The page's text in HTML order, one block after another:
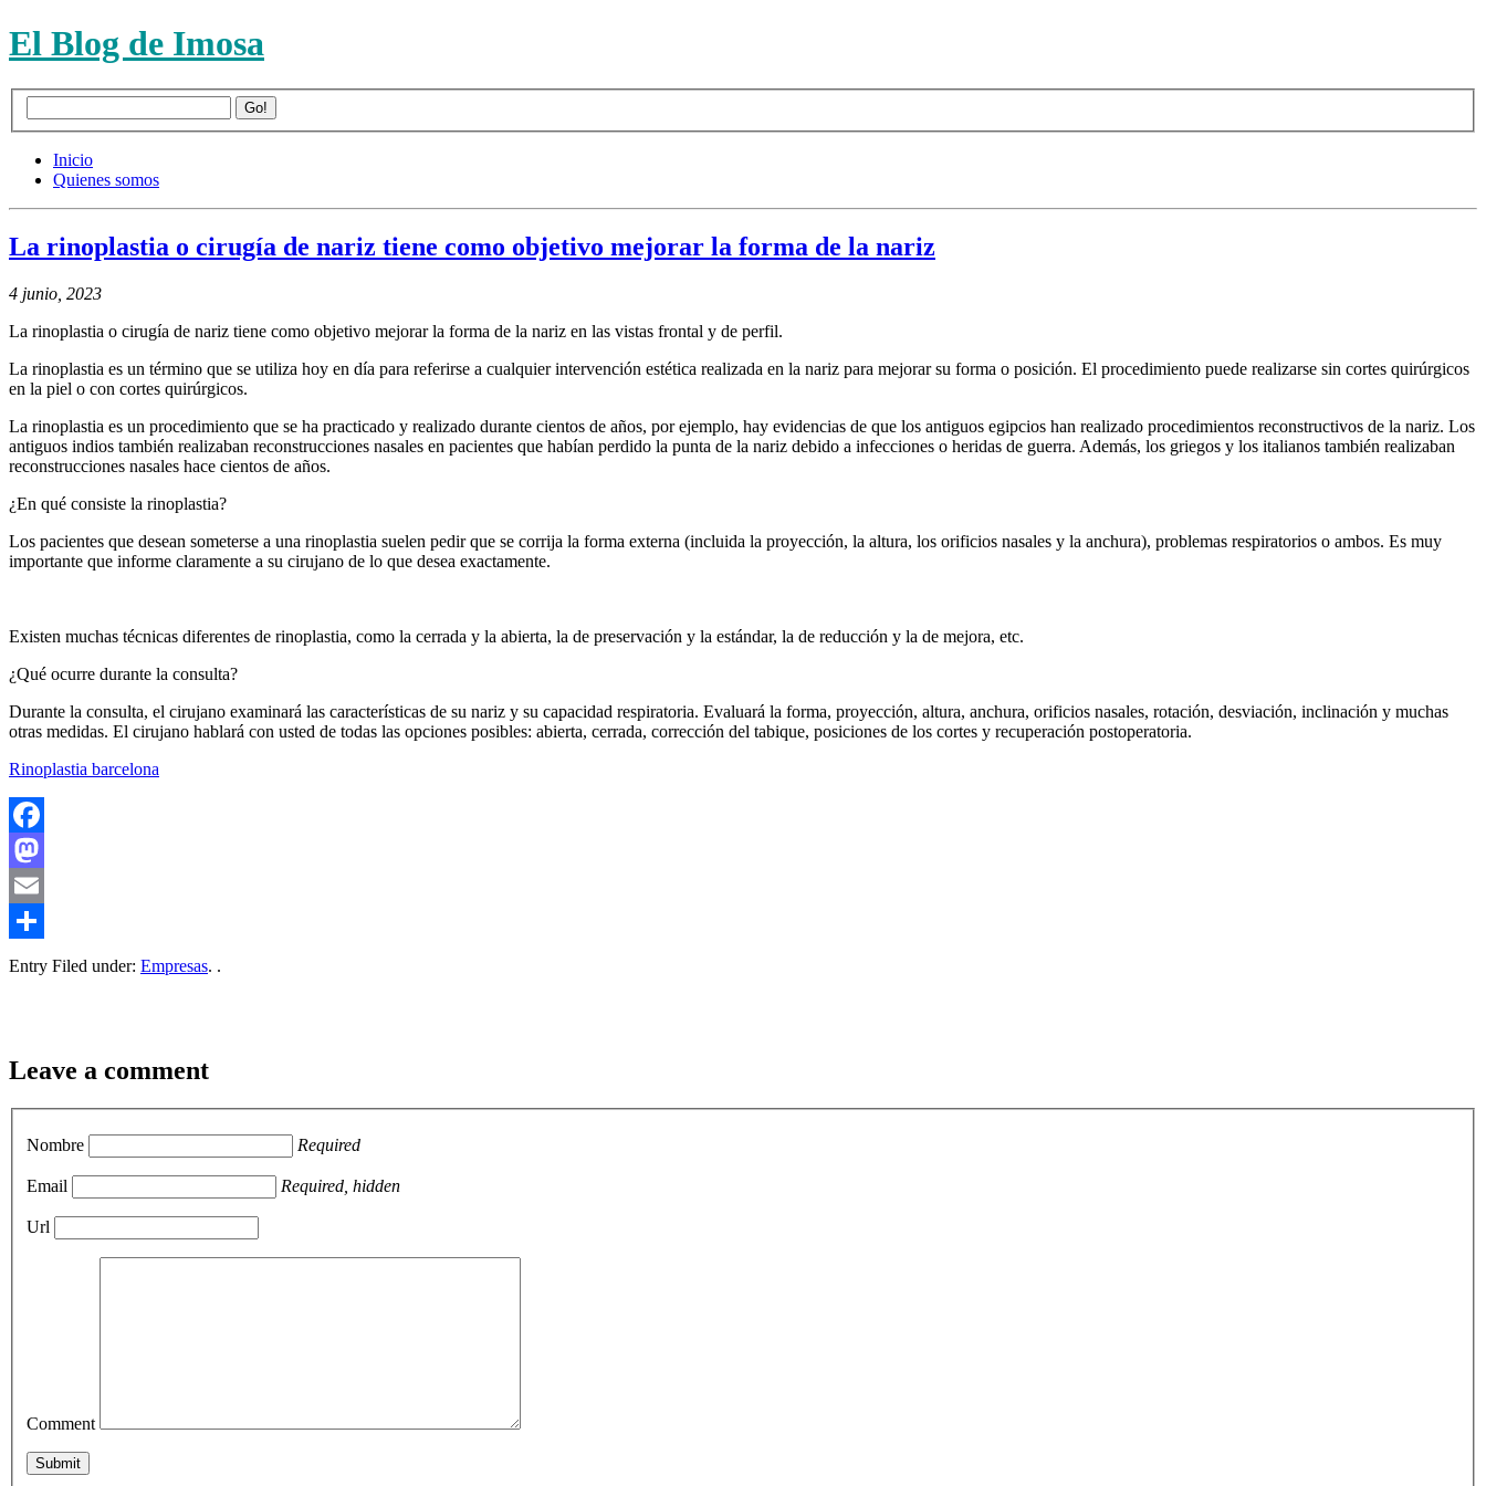
El Blog de Imosa
Inicio
Quienes somos
La rinoplastia o cirugía de nariz tiene como objetivo mejorar la forma de la nariz
4 junio, 2023
La rinoplastia o cirugía de nariz tiene como objetivo mejorar la forma de la nariz en las vistas frontal y de perfil.
La rinoplastia es un término que se utiliza hoy en día para referirse a cualquier intervención estética realizada en la nariz para mejorar su forma o posición. El procedimiento puede realizarse sin cortes quirúrgicos
en la piel o con cortes quirúrgicos.
La rinoplastia es un procedimiento que se ha practicado y realizado durante cientos de años, por ejemplo, hay evidencias de que los antiguos egipcios han realizado procedimientos reconstructivos de la nariz. Los
antiguos indios también realizaban reconstrucciones nasales en pacientes que habían perdido la punta de la nariz debido a infecciones o heridas de guerra. Además, los griegos y los italianos también realizaban
reconstrucciones nasales hace cientos de años.
¿En qué consiste la rinoplastia?
Los pacientes que desean someterse a una rinoplastia suelen pedir que se corrija la forma externa (incluida la proyección, la altura, los orificios nasales y la anchura), problemas respiratorios o ambos. Es muy
importante que informe claramente a su cirujano de lo que desea exactamente.
Existen muchas técnicas diferentes de rinoplastia, como la cerrada y la abierta, la de preservación y la estándar, la de reducción y la de mejora, etc.
¿Qué ocurre durante la consulta?
Durante la consulta, el cirujano examinará las características de su nariz y su capacidad respiratoria. Evaluará la forma, proyección, altura, anchura, orificios nasales, rotación, desviación, inclinación y muchas
otras medidas. El cirujano hablará con usted de todas las opciones posibles: abierta, cerrada, corrección del tabique, posiciones de los cortes y recuperación postoperatoria.
Rinoplastia barcelona
Facebook
Mastodon
Email
Compartir
Entry Filed under: Empresas. .
Leave a comment
Nombre Required
Email Required, hidden
Url
Comment